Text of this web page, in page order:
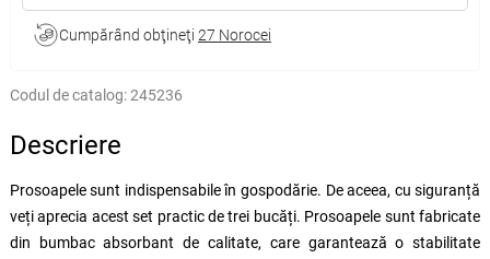
Cumpărând obţineţi 27 Norocei
Codul de catalog:245236
Descriere
Prosoapele sunt indispensabile în gospodărie. De aceea, cu siguranță
veți aprecia acest set practic de trei bucăți. Prosoapele sunt fabricate
din bumbac absorbant de calitate, care garantează o stabilitate